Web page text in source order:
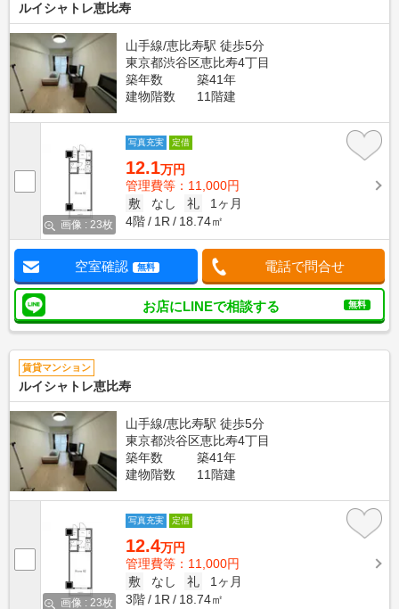
ルイシャトレ恵比寿
山手線/恵比寿駅 徒歩5分
東京都渋谷区恵比寿4丁目
築年数
築41年
建物階数
11階建
画像 : 23枚
写真充実 定借
12.1万円
管理費等：11,000円
敷
なし 礼
1ヶ月
4階
1R 18.74㎡
空室確認 無料 電話で問合せ
お店にLINEで相談する 無料
賃貸マンション
ルイシャトレ恵比寿
山手線/恵比寿駅 徒歩5分
東京都渋谷区恵比寿4丁目
築年数
築41年
建物階数
11階建
画像 : 23枚
写真充実 定借
12.4万円
管理費等：11,000円
敷
なし 礼
1ヶ月
3階
1R 18.74㎡